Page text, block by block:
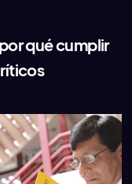
qué cumplir